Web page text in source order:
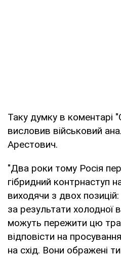
Таку думку в коментарі
висловив військовий
Арестович.
"Два роки тому Росія
гібридний контрнаступ
виходячи з двох
за результати холодної
можуть пережити цю
відповісти на
на схід. Вони ображені